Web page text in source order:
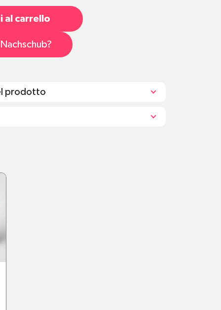
al carrello
prodotto
kompostierbare Refills
oder Aluminiumsalze
Deos wissen muss